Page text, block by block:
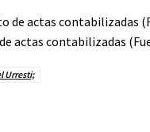
actas contabilizadas
Urresti;